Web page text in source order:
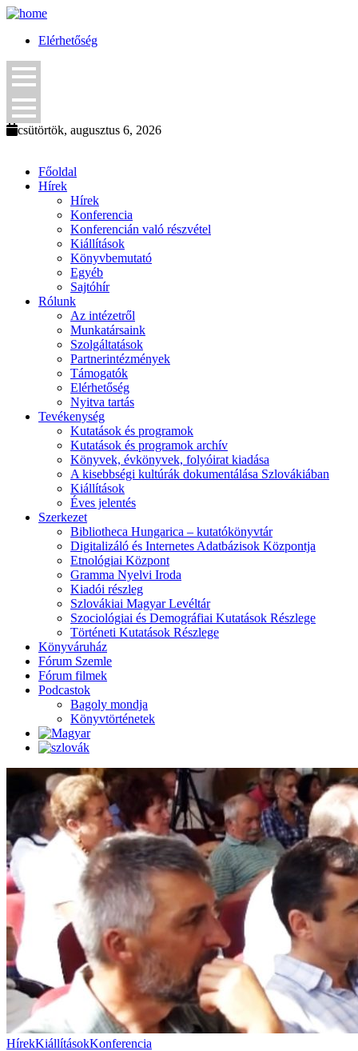
Elérhetőség
csütörtök, augusztus 6, 2026
Főoldal
Hírek
Hírek
Konferencia
Konferencián való részvétel
Kiállítások
Könyvbemutató
Egyéb
Sajtóhír
Rólunk
Az intézetről
Munkatársaink
Szolgáltatások
Partnerintézmények
Támogatók
Elérhetőség
Nyitva tartás
Tevékenység
Kutatások és programok
Kutatások és programok archív
Könyvek, évkönyvek, folyóirat kiadása
A kisebbségi kultúrák dokumentálása Szlovákiában
Kiállítások
Éves jelentés
Szerkezet
Bibliotheca Hungarica – kutatókönyvtár
Digitalizáló és Internetes Adatbázisok Központja
Etnológiai Központ
Gramma Nyelvi Iroda
Kiadói részleg
Szlovákiai Magyar Levéltár
Szociológiai és Demográfiai Kutatások Részlege
Történeti Kutatások Részlege
Könyváruház
Fórum Szemle
Fórum filmek
Podcastok
Bagoly mondja
Könyvtörténetek
HírekKiállításokKonferencia